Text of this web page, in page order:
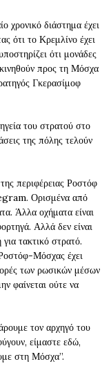
χρονικό διάστημα έχει
ότι το Κρεμλίνο έχει
ότι μονάδες
προς τη Μόσχα
Γκερασίμοφ
του στρατού στο
της πόλης τελούν
περιφέρειας Ροστόφ
Ορισμένα από
Άλλα οχήματα είναι
Αλλά δεν είναι
τακτικό στρατό.
Μόσχας έχει
των ρωσικών μέσων
φαίνεται ούτε να
τον αρχηγό του
είμαστε εδώ,
στη Μόσχα”.